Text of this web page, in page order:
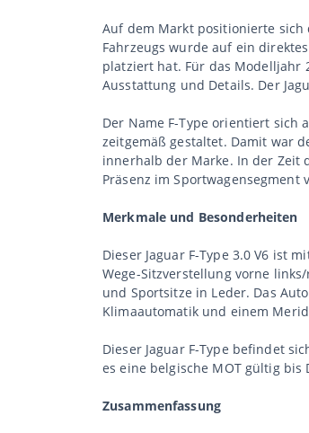
Auf dem Markt positionierte sich
Fahrzeugs wurde auf ein
platziert hat. Für das Modelljahr
Ausstattung und Details. Der
Der Name F-Type orientiert sich
zeitgemäß gestaltet. Damit war
innerhalb der Marke. In der Zeit
Präsenz im Sportwagensegment
Merkmale und Besonderheiten
Dieser Jaguar F-Type 3.0 V6 ist
Wege-Sitzverstellung vorne
und Sportsitze in Leder. Das
Klimaautomatik und einem
Dieser Jaguar F-Type befindet
es eine belgische MOT gültig
Zusammenfassung